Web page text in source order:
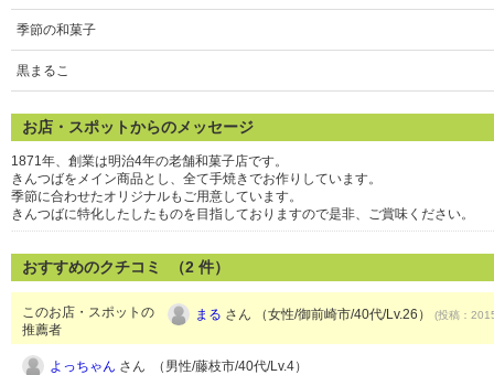
季節の和菓子
黒まるこ
お店・スポットからのメッセージ
1871年、創業は明治4年の老舗和菓子店です。
きんつばをメイン商品とし、全て手焼きでお作りしています。
季節に合わせたオリジナルもご用意しています。
きんつばに特化したしたものを目指しておりますので是非、ご賞味ください。
おすすめのクチコミ （2 件）
このお店・スポットの
推薦者
まる さん （女性/御前崎市/40代/Lv.26） (投稿：
よっちゃん さん （男性/藤枝市/40代/Lv.4）